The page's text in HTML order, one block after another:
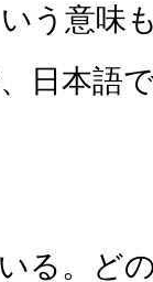
う意味
日本語
る。ど